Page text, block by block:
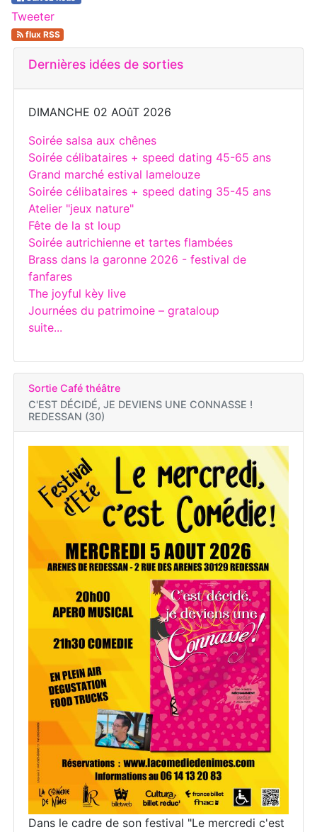
Tweeter
flux RSS
Dernières idées de sorties
DIMANCHE 02 AOûT 2026
Soirée salsa aux chênes
Soirée célibataires + speed dating 45-65 ans
Grand marché estival lamelouze
Soirée célibataires + speed dating 35-45 ans
Atelier "jeux nature"
Fête de la st loup
Soirée autrichienne et tartes flambées
Brass dans la garonne 2026 - festival de
fanfares
The joyful kèy live
Journées du patrimoine – grataloup
suite...
Sortie Café théâtre
C'EST DÉCIDÉ, JE DEVIENS UNE CONNASSE !
REDESSAN (30)
Dans le cadre de son festival "Le mercredi c'est